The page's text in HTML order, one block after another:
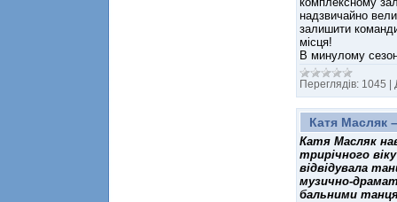
надзвичайно
залишити
місця!
В минулому
Переглядів: 1045 |
Катя Масляк –
Катя Масляк
трирічного
відвідувала
музично-
бальними